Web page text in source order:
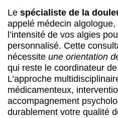
Le spécialiste de la
appelé médecin algologue,
l’intensité de vos algies
personnalisé. Cette
nécessite une orientation
qui reste le coordinateur
L’approche
médicamenteux,
accompagnement
durablement votre qualité